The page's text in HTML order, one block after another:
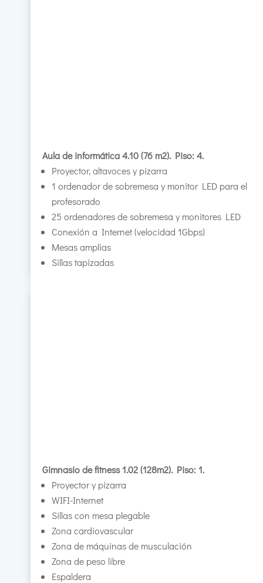
Aula de informática 4.10 (76 m2). Piso: 4.
Proyector, altavoces y pizarra
1 ordenador de sobremesa y monitor LED para el
profesorado
25 ordenadores de sobremesa y monitores LED
Conexión a Internet (velocidad 1Gbps)
Mesas amplias
Sillas tapizadas
Gimnasio de fitness 1.02 (128m2). Piso: 1.
Proyector y pizarra
WIFI-Internet
Sillas con mesa plegable
Zona cardiovascular
Zona de máquinas de musculación
Zona de peso libre
Espaldera